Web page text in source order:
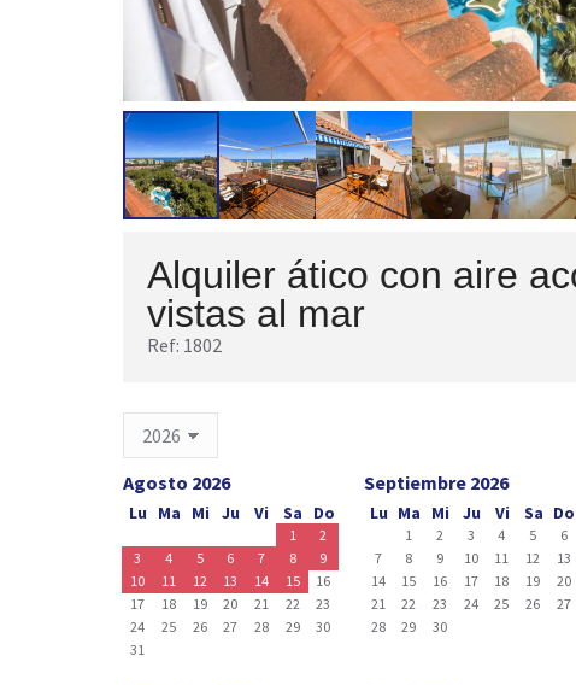
Alquiler ático con aire
vistas al mar
Ref: 1802
Agosto 2026
Lu Ma Mi Ju Vi Sa Do
1
2
3
4 5 6 7 8
9
10
11 12 13 14 15
16
17
18 19 20 21 22
23
24
25 26 27 28 29
30
31
Septiembre 2026
Lu Ma Mi Ju Vi Sa Do
1 2 3 4 5
6
7
8 9 10 11 12
13
14
15 16 17 18 19
20
21
22 23 24 25 26
27
28
29 30